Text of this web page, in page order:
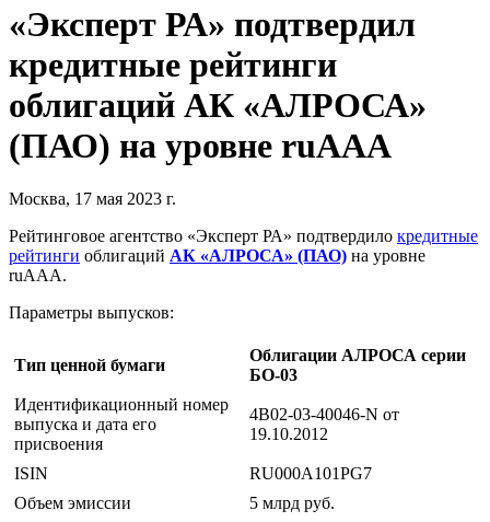
«Эксперт РА» подтвердил
кредитные рейтинги
облигаций АК «АЛРОСА»
(ПАО) на уровне ruAAА
Москва, 17 мая 2023 г.
Рейтинговое агентство «Эксперт РА» подтвердило кредитные
рейтинги облигаций АК «АЛРОСА» (ПАО) на уровне
ruAAA.
Параметры выпусков:
Тип ценной бумаги
Облигации АЛРОСА серии
БО-03
Идентификационный номер
выпуска и дата его
присвоения
4B02-03-40046-N от
19.10.2012
ISIN
RU000A101PG7
Объем эмиссии
5 млрд руб.